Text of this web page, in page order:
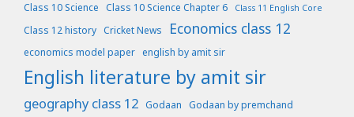
Class 10 Science Class 10 Science Chapter 6 Class 11 English Core
Class 12 history Cricket News Economics class 12
economics model paper english by amit sir
English literature by amit sir
geography class 12 Godaan Godaan by premchand